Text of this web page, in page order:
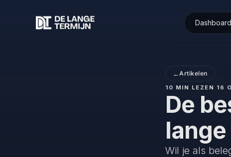
Dashboard
←Artikelen
10 MIN LEZEN · 16
De
Wil je als